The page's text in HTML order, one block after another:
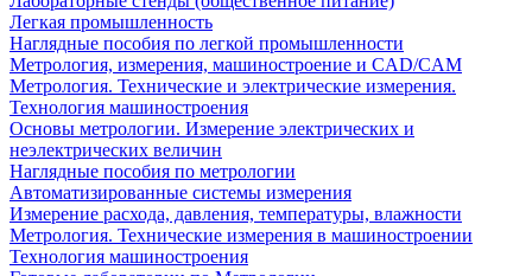
Легкая промышленность
Наглядные пособия по легкой промышленности
Метрология, измерения, машиностроение и CAD/CAM
Метрология. Технические и электрические измерения.
Технология машиностроения
Основы метрологии. Измерение электрических и
неэлектрических величин
Наглядные пособия по метрологии
Автоматизированные системы измерения
Измерение расхода, давления, температуры, влажности
Метрология. Технические измерения в машиностроении
Технология машиностроения